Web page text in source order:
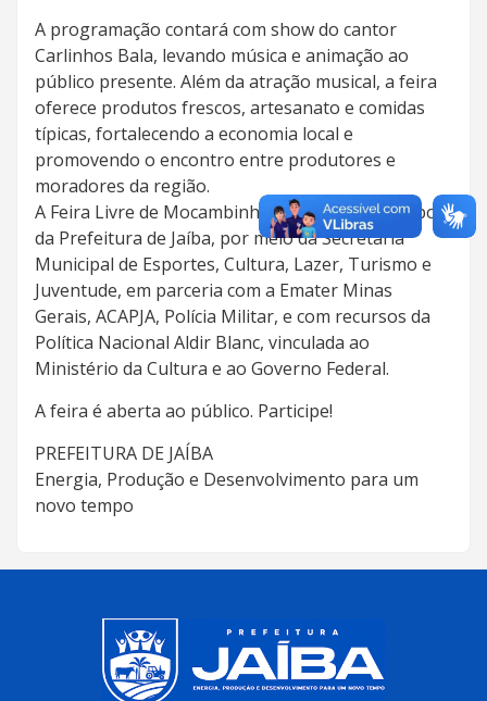
A programação contará com show do cantor
Carlinhos Bala, levando música e animação ao
público presente. Além da atração musical, a feira
oferece produtos frescos, artesanato e comidas
típicas, fortalecendo a economia local e
promovendo o encontro entre produtores e
moradores da região.
A Feira Livre de Mocambinho é realizada com apoio
da Prefeitura de Jaíba, por meio da Secretaria
Municipal de Esportes, Cultura, Lazer, Turismo e
Juventude, em parceria com a Emater Minas
Gerais, ACAPJA, Polícia Militar, e com recursos da
Política Nacional Aldir Blanc, vinculada ao
Ministério da Cultura e ao Governo Federal.
A feira é aberta ao público. Participe!
PREFEITURA DE JAÍBA
Energia, Produção e Desenvolvimento para um
novo tempo